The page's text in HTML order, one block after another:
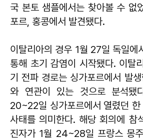
국 본토 샘플에서는 찾아볼 수 없
포르, 홍콩에서 발견됐다.
이탈리아의 경우 1월 27일 독일에
통해 초기 감염이 시작됐다. 이탈
기 전파 경로는 싱가포르에서 발
와 연관이 있는 것으로 분석됐
20~22일 싱가포르에서 열렸던 한
사태를 의미한다. 해당 회의에 참
진자가 1월 24~28일 프랑스 몽